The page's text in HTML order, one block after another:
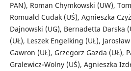
PAN), Roman Chymkowski (UW),
Romuald Cudak (UŚ), Agnieszka
Dajnowski (UG), Bernadetta Darska
(UŁ), Leszek Engelking (UŁ),
Gawron (UŁ), Grzegorz Gazda (UŁ),
Gralewicz-Wolny (UŚ), Agnieszka